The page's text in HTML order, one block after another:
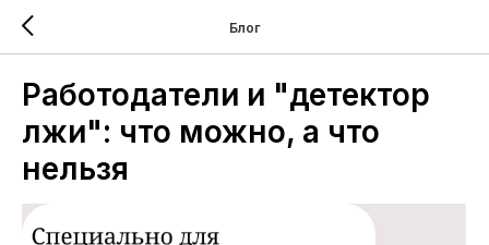
Блог
Работодатели и "детектор
лжи": что можно, а что
нельзя